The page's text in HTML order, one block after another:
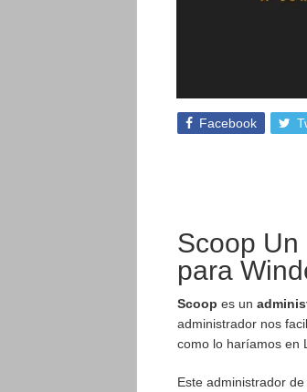
Facebook
Scoop
para
Scoop es un
administrador nos
como lo haríamos en
Este administrador